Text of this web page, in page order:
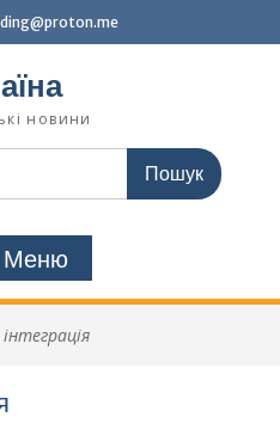
новини
Меню
інтеграція